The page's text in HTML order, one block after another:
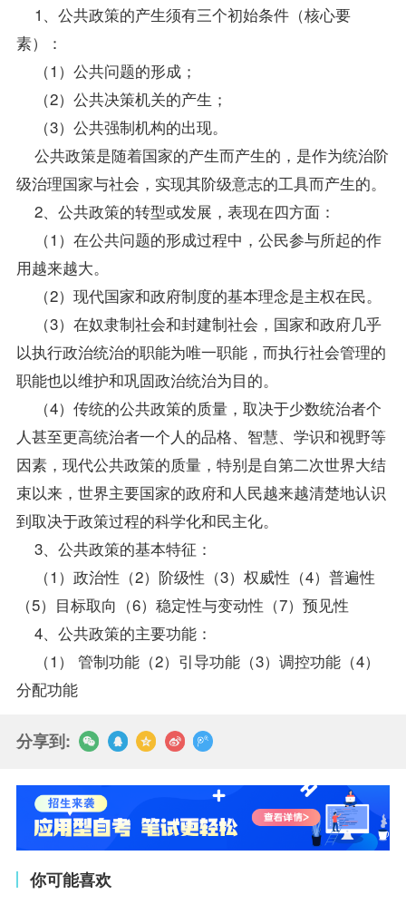
1、公共政策的产生须有三个初始条件（核心要
素）：
（1）公共问题的形成；
（2）公共决策机关的产生；
（3）公共强制机构的出现。
公共政策是随着国家的产生而产生的，是作为统治阶
级治理国家与社会，实现其阶级意志的工具而产生的。
2、公共政策的转型或发展，表现在四方面：
（1）在公共问题的形成过程中，公民参与所起的作
用越来越大。
（2）现代国家和政府制度的基本理念是主权在民。
（3）在奴隶制社会和封建制社会，国家和政府几乎
以执行政治统治的职能为唯一职能，而执行社会管理的
职能也以维护和巩固政治统治为目的。
（4）传统的公共政策的质量，取决于少数统治者个
人甚至更高统治者一个人的品格、智慧、学识和视野等
因素，现代公共政策的质量，特别是自第二次世界大结
束以来，世界主要国家的政府和人民越来越清楚地认识
到取决于政策过程的科学化和民主化。
3、公共政策的基本特征：
（1）政治性（2）阶级性（3）权威性（4）普遍性
（5）目标取向（6）稳定性与变动性（7）预见性
4、公共政策的主要功能：
（1） 管制功能（2）引导功能（3）调控功能（4）
分配功能
分享到:
你可能喜欢